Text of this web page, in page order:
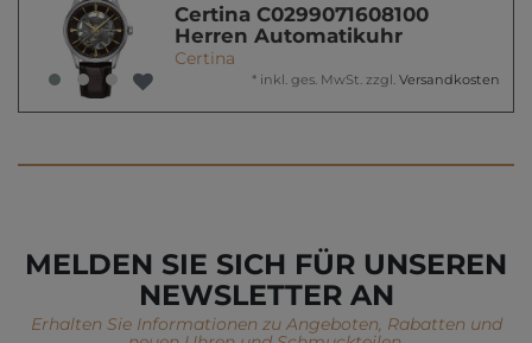
Certina C0299071608100
Herren Automatikuhr
Certina
* inkl. ges. MwSt. zzgl. Versandkosten
MELDEN SIE SICH FÜR UNSEREN
NEWSLETTER AN
Erhalten Sie Informationen zu Angeboten, Rabatten und